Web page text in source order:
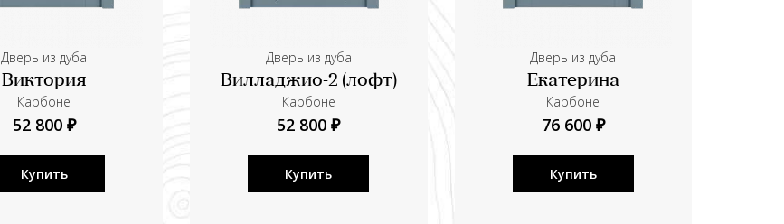
Дверь из дуба
Виктория
Карбоне
52 800 ₽
Купить
Дверь из дуба
Вилладжио-2 (лофт)
Карбоне
52 800 ₽
Купить
Дверь из дуба
Екатерина
Карбоне
76 600 ₽
Купить